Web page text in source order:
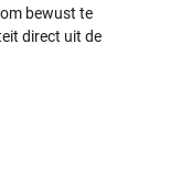
bewust te
direct uit de